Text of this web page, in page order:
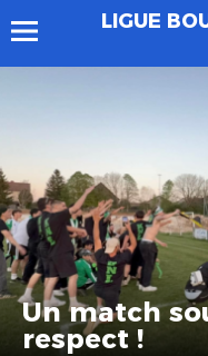
LIGUE
Un match
respect !